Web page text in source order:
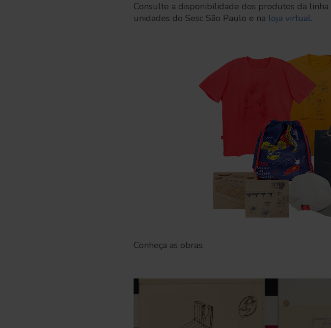
Consulte a disponibilidade dos produtos da linha
unidades do Sesc São Paulo e na loja virtual.
Conheça as obras: